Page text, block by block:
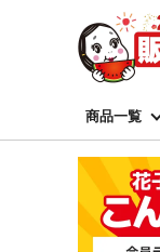
商品一覧